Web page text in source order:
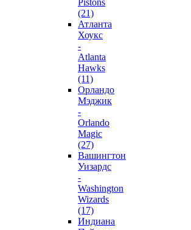
(21)
Атланта
Хоукс
-
Atlanta
Hawks
(11)
Орландо
Мэджик
-
Orlando
Magic
(27)
Вашингтон
Уизардс
-
Washington
Wizards
(17)
Индиана